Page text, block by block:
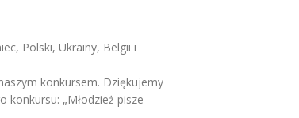
Polski, Ukrainy, Belgii i
konkursem. Dziękujemy
„Młodzież pisze